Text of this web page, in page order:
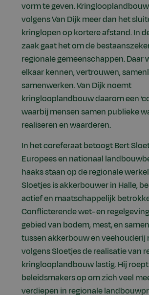
vorm te geven.
volgens Van Dijk meer dan het
kringlopen op kortere afstand. In
zaak gaat het om de
regionale gemeenschappen. Daar
elkaar kennen, vertrouwen,
samenwerken. Van Dijk noemt
kringlooplandbouw daarom een
waarbij mensen samen publieke
realiseren en waarderen.
In het coreferaat betoogt Bert
Europees en nationaal
haaks staan op de regionale
Sloetjes is akkerbouwer in Halle,
actief en maatschappelijk
Conflicterende wet- en
gebied van bodem, mest, en
tussen akkerbouw en veehouderij
volgens Sloetjes de realisatie van
kringlooplandbouw lastig. Hij roept
beleidsmakers op om zich veel
verdiepen in regionale